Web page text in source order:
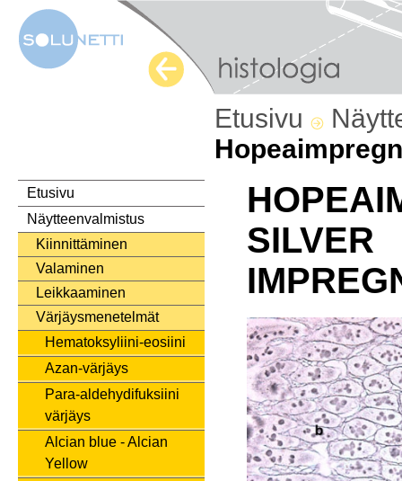
Etusivu
Etusivu
Näytteenvalmistus
Kiinnittäminen
Valaminen
Leikkaaminen
Värjäysmenetelmät
Hematoksyliini-eosiini
Azan-värjäys
Para-aldehydifuksiini
värjäys
Alcian blue - Alcian
Yellow
SILVER